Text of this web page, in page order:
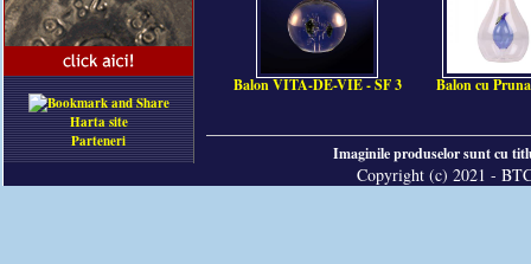
Harta site
Parteneri
Balon VITA-DE-VIE - SF 3 Balon cu
Imaginile produselor sunt cu
Copyright (c) 2021 -